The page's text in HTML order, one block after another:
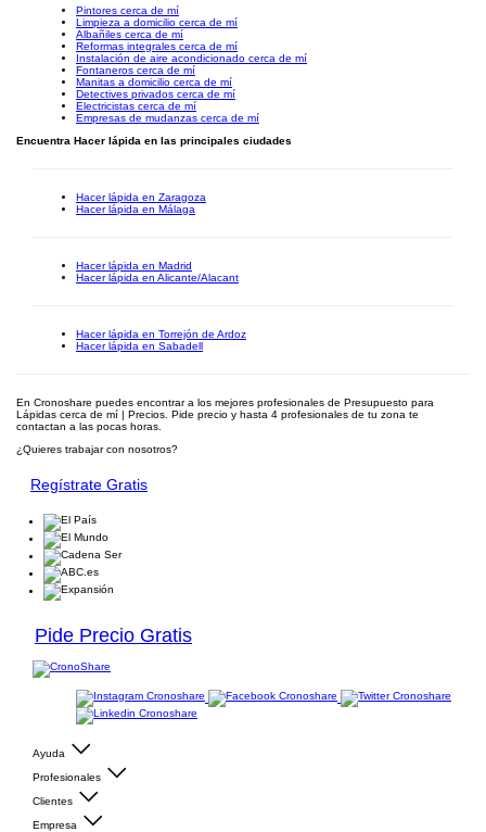
Pintores cerca de mí
Limpieza a domicilio cerca de mí
Albañiles cerca de mí
Reformas integrales cerca de mí
Instalación de aire acondicionado cerca de mí
Fontaneros cerca de mí
Manitas a domicilio cerca de mí
Detectives privados cerca de mí
Electricistas cerca de mí
Empresas de mudanzas cerca de mí
Encuentra Hacer lápida en las principales ciudades
Hacer lápida en Zaragoza
Hacer lápida en Málaga
Hacer lápida en Madrid
Hacer lápida en Alicante/Alacant
Hacer lápida en Torrejón de Ardoz
Hacer lápida en Sabadell
En Cronoshare puedes encontrar a los mejores profesionales de Presupuesto para
Lápidas cerca de mí | Precios. Pide precio y hasta 4 profesionales de tu zona te
contactan a las pocas horas.
¿Quieres trabajar con nosotros?
Regístrate Gratis
Pide Precio Gratis
Ayuda
Profesionales
Clientes
Empresa